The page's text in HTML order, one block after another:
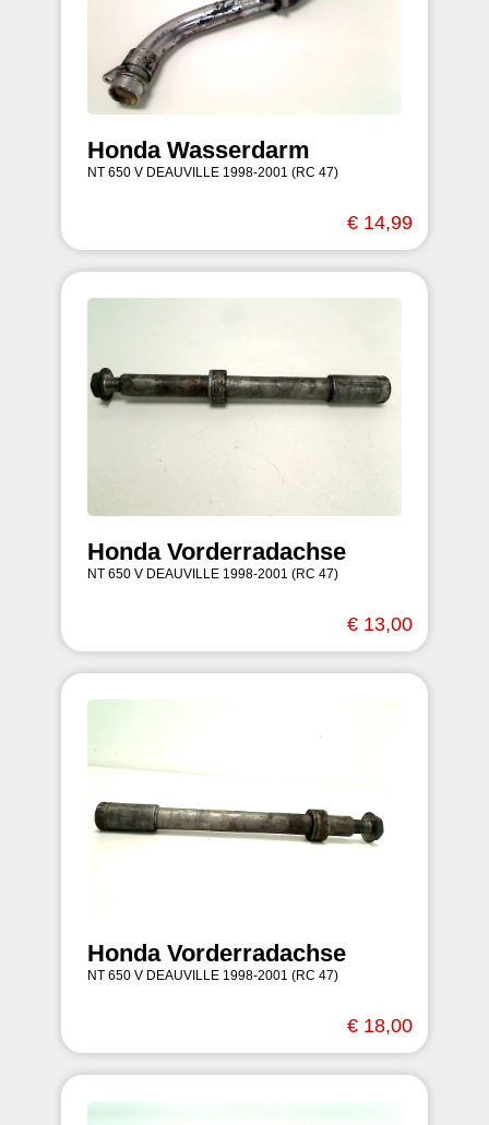
Honda Wasserdarm
NT 650 V DEAUVILLE 1998-2001 (RC 47)
€ 14,99
Honda Vorderradachse
NT 650 V DEAUVILLE 1998-2001 (RC 47)
€ 13,00
Honda Vorderradachse
NT 650 V DEAUVILLE 1998-2001 (RC 47)
€ 18,00